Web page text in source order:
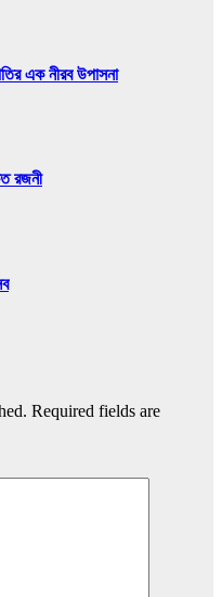
এক নীরব উপাসনা
রজনী
Required fields are